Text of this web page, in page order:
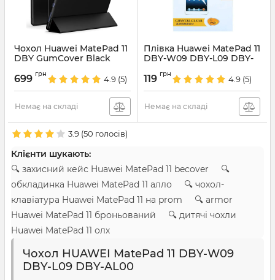
Чохол Huawei MatePad 11
DBY GumCover Black
699 грн
4.9 (5)
Немає на складі
Плівка Huawei MatePad 11
DBY-W09 DBY-L09 DBY-
Артикул:5608
119 грн
4.9 (5)
Немає на складі
3.9 (50 голосів)
Клієнти шукають:
🔍 захисний кейс Huawei MatePad 11 becover 🔍
обкладинка Huawei MatePad 11 алло 🔍 чохол-
клавіатура Huawei MatePad 11 на prom 🔍 armor
Huawei MatePad 11 броньований 🔍 дитячі чохли
Huawei MatePad 11 олх
Чохол HUAWEI MatePad 11 DBY-W09
DBY-L09 DBY-AL00